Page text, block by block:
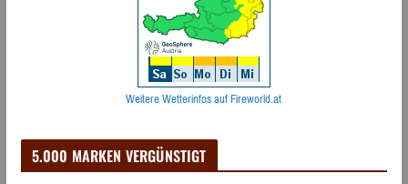
Weitere Wetterinfos auf Fireworld.at
5.000 MARKEN VERGÜNSTIGT